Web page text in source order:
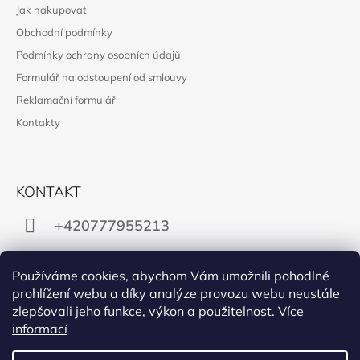
Používáme cookies, abychom Vám umožnili pohodlné
prohlížení webu a díky analýze provozu webu neustále
zlepšovali jeho funkce, výkon a použitelnost. Více
informací
Jak nakupovat
Obchodní podmínky
Podmínky ochrany osobních údajů
Formulář na odstoupení od smlouvy
Reklamační formulář
Kontakty
KONTAKT
+420777955213
Facebook